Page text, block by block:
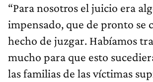
“Para nosotros el juicio era
impensado, que de pronto se
hecho de juzgar. Habíamos
mucho para que esto
las familias de las víctimas